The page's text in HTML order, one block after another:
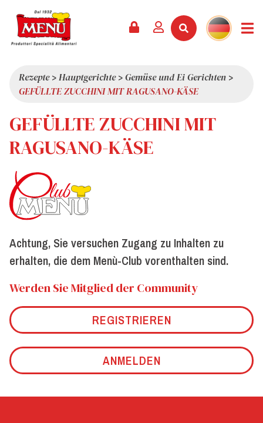
KATALOG
SERVICES
NEUHEITEN
PRÄMIEN
PRESSESCHAU
ÜBER UNS
QUALITÄT
WERTE
INTERESSANTES
ARBEITEN SIE MIT UNS
Rezepte>Hauptgerichte>Gemüse und Ei Gerichten >
GEFÜLLTE ZUCCHINI MIT RAGUSANO-KÄSE
GEFÜLLTE ZUCCHINI MIT
RAGUSANO-KÄSE
Achtung, Sie versuchen Zugang zu Inhalten zu
erhalten, die dem Menù-Club vorenthalten sind.
Werden Sie Mitglied der Community
REGISTRIEREN
ANMELDEN